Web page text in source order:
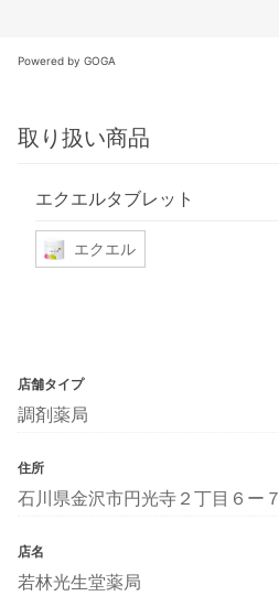
Powered by GOGA
取り扱い商品
エクエルタブレット
エクエル
店舗タイプ
調剤薬局
住所
石川県金沢市円光寺２丁目６ー７
店名
若林光生堂薬局